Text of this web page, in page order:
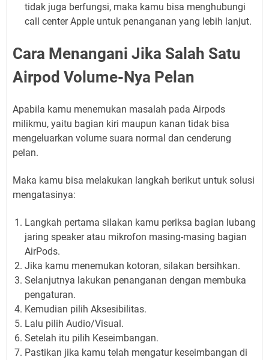
tidak juga berfungsi, maka kamu bisa menghubungi
call center Apple untuk penanganan yang lebih lanjut.
Cara Menangani Jika Salah Satu
Airpod Volume-Nya Pelan
Apabila kamu menemukan masalah pada Airpods
milikmu, yaitu bagian kiri maupun kanan tidak bisa
mengeluarkan volume suara normal dan cenderung
pelan.
Maka kamu bisa melakukan langkah berikut untuk solusi
mengatasinya:
Langkah pertama silakan kamu periksa bagian lubang
jaring speaker atau mikrofon masing-masing bagian
AirPods.
Jika kamu menemukan kotoran, silakan bersihkan.
Selanjutnya lakukan penanganan dengan membuka
pengaturan.
Kemudian pilih Aksesibilitas.
Lalu pilih Audio/Visual.
Setelah itu pilih Keseimbangan.
Pastikan jika kamu telah mengatur keseimbangan di